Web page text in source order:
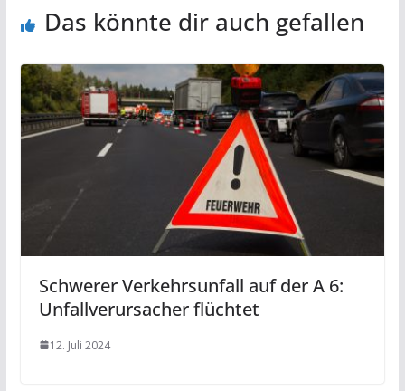
Das könnte dir auch gefallen
Schwerer Verkehrsunfall auf der A 6:
Unfallverursacher flüchtet
12. Juli 2024